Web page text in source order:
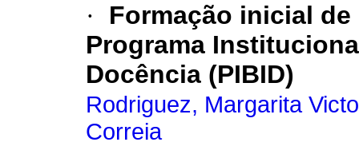
·
Formação inicial
Programa
Docência (PIBID)
Rodriguez, Margarita
Correia